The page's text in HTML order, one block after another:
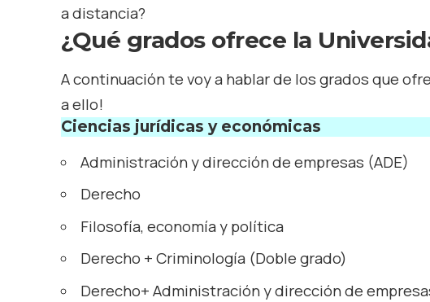
a distancia?
¿Qué grados ofrece la
A continuación te voy a hablar de los grados que
a ello!
Ciencias jurídicas y económicas
Administración y dirección de empresas (ADE)
Derecho
Filosofía, economía y política
Derecho + Criminología (Doble grado)
Derecho+ Administración y dirección de